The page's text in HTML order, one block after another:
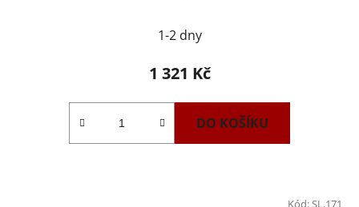
1-2 dny
1 321 Kč
DO KOŠÍKU
Kód: SL.171